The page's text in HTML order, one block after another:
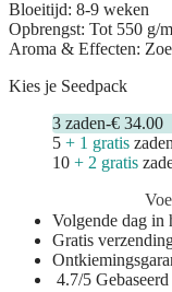
Bloeitijd: 8-9 weken
Opbrengst: Tot 550 g/
Aroma & Effecten:
Kies je Seedpack
3 zaden-€ 34.00
5 + 1 gratis zaden
10 + 2 gratis
Volgende dag in
Gratis
4.7/5